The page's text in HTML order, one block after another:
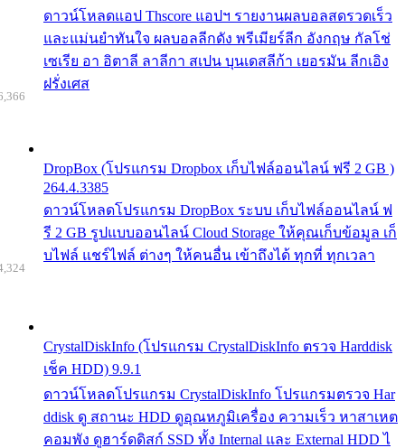
ดาวน์โหลดแอป Thscore แอปฯ รายงานผลบอลสดรวดเร็ว
และแม่นยำทันใจ ผลบอลลีกดัง พรีเมียร์ลีก อังกฤษ กัลโช่
เซเรีย อา อิตาลี ลาลีกา สเปน บุนเดสลีก้า เยอรมัน ลีกเอิง
ฝรั่งเศส
DropBox (โปรแกรม Dropbox เก็บไฟล์ออนไลน์ ฟรี 2 GB )
264.4.3385
ดาวน์โหลดโปรแกรม DropBox ระบบ เก็บไฟล์ออนไลน์ ฟ
รี 2 GB รูปแบบออนไลน์ Cloud Storage ให้คุณเก็บข้อมูล เก็
บไฟล์ แชร์ไฟล์ ต่างๆ ให้คนอื่น เข้าถึงได้ ทุกที่ ทุกเวลา
CrystalDiskInfo (โปรแกรม CrystalDiskInfo ตรวจ Harddisk
เช็ค HDD) 9.9.1
ดาวน์โหลดโปรแกรม CrystalDiskInfo โปรแกรมตรวจ Har
ddisk ดู สถานะ HDD ดูอุณหภูมิเครื่อง ความเร็ว หาสาเหต
คอมพัง ดูฮาร์ดดิสก์ SSD ทั้ง Internal และ External HDD ไ